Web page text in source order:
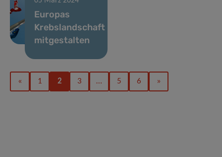
Europas
Krebslandschaft
mitgestalten
« 1 2 3 … 5 6 »